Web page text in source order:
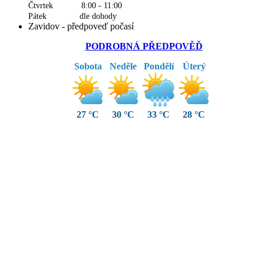
Čtvrtek 8:00 - 11:00
Pátek dle dohody
Zavidov - předpoveď počasí
PODROBNÁ PŘEDPOVĚĎ
Sobota
27 °C
Neděle
30 °C
Pondělí
33 °C
Úterý
28 °C